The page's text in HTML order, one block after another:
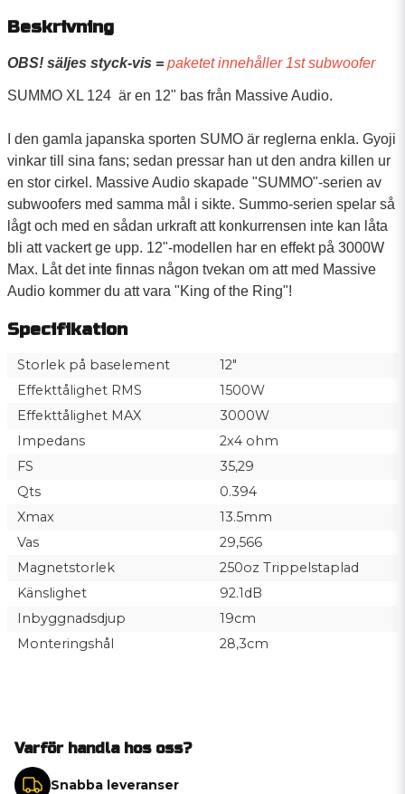
Beskrivning
OBS! säljes styck-vis = paketet innehåller 1st subwoofer
SUMMO XL 124 är en 12" bas från Massive Audio.
I den gamla japanska sporten SUMO är reglerna enkla. Gyoji
vinkar till sina fans; sedan pressar han ut den andra killen ur
en stor cirkel. Massive Audio skapade "SUMMO"-serien av
subwoofers med samma mål i sikte. Summo-serien spelar så
lågt och med en sådan urkraft att konkurrensen inte kan låta
bli att vackert ge upp. 12"-modellen har en effekt på 3000W
Max. Låt det inte finnas någon tvekan om att med Massive
Audio kommer du att vara "King of the Ring"!
Specifikation
Storlek på baselement
12"
Effekttålighet RMS
1500W
Effekttålighet MAX
3000W
Impedans
2x4 ohm
FS
35,29
Qts
0.394
Xmax
13.5mm
Vas
29,566
Magnetstorlek
250oz Trippelstaplad
Känslighet
92.1dB
Inbyggnadsdjup
19cm
Monteringshål
28,3cm
Varför handla hos oss?
Snabba leveranser